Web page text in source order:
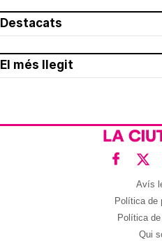
Destacats
El més llegit
Avís
Política de
Política
Qui